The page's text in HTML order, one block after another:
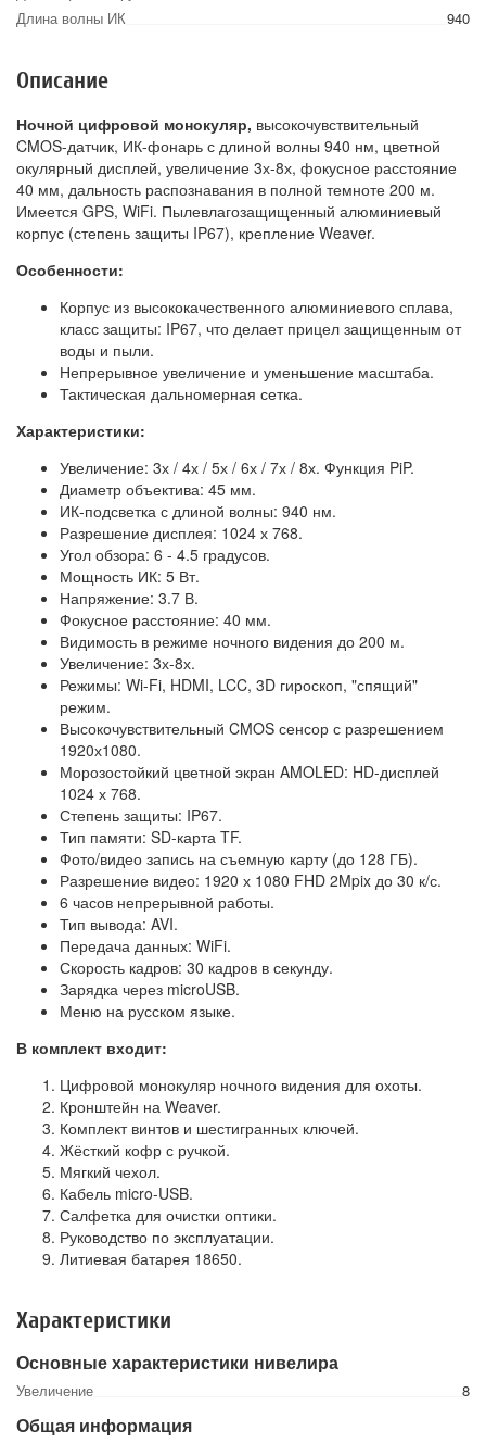
Длина волны ИК
940
Описание
Ночной цифровой монокуляр, высокочувствительный
CMOS-датчик, ИК-фонарь с длиной волны 940 нм, цветной
окулярный дисплей, увеличение 3х-8х, фокусное расстояние
40 мм, дальность распознавания в полной темноте 200 м.
Имеется GPS, WiFi. Пылевлагозащищенный алюминиевый
корпус (степень защиты IP67), крепление Weaver.
Особенности:
Корпус из высококачественного алюминиевого сплава,
класс защиты: IP67, что делает прицел защищенным от
воды и пыли.
Непрерывное увеличение и уменьшение масштаба.
Тактическая дальномерная сетка.
Характеристики:
Увеличение: 3х / 4х / 5х / 6х / 7х / 8х. Функция PiP.
Диаметр объектива: 45 мм.
ИК-подсветка с длиной волны: 940 нм.
Разрешение дисплея: 1024 х 768.
Угол обзора: 6 - 4.5 градусов.
Мощность ИК: 5 Вт.
Напряжение: 3.7 В.
Фокусное расстояние: 40 мм.
Видимость в режиме ночного видения до 200 м.
Увеличение: 3х-8х.
Режимы: Wi-Fi, HDMI, LCC, 3D гироскоп, "спящий"
режим.
Высокочувствительный CMOS сенсор с разрешением
1920х1080.
Морозостойкий цветной экран AMOLED: HD-дисплей
1024 х 768.
Степень защиты: IP67.
Тип памяти: SD-карта TF.
Фото/видео запись на съемную карту (до 128 ГБ).
Разрешение видео: 1920 х 1080 FHD 2Mpix до 30 к/с.
6 часов непрерывной работы.
Тип вывода: AVI.
Передача данных: WiFi.
Скорость кадров: 30 кадров в секунду.
Зарядка через microUSB.
Меню на русском языке.
В комплект входит:
Цифровой монокуляр ночного видения для охоты.
Кронштейн на Weaver.
Комплект винтов и шестигранных ключей.
Жёсткий кофр с ручкой.
Мягкий чехол.
Кабель micro-USB.
Салфетка для очистки оптики.
Руководство по эксплуатации.
Литиевая батарея 18650.
Характеристики
Основные характеристики нивелира
Увеличение 8
Общая информация